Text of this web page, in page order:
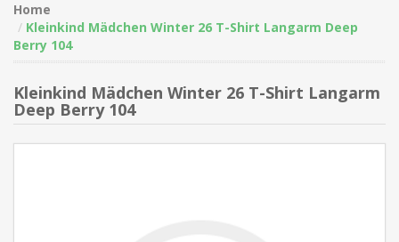
Home
Kleinkind Mädchen Winter 26 T-Shirt Langarm Deep
Berry 104
Kleinkind Mädchen Winter 26 T-Shirt Langarm
Deep Berry 104